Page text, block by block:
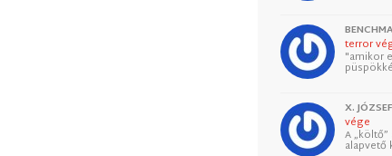
terror
"amikor
X. JÓZSEF
vége
A
alapvető